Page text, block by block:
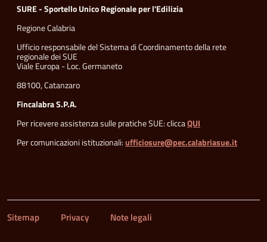
SURE - Sportello Unico Regionale per l'Edilizia
Regione Calabria
Ufficio responsabile del Sistema di Coordinamento della rete
regionale dei SUE
Viale Europa - Loc. Germaneto
88100, Catanzaro
Fincalabra S.P.A.
Per ricevere assistenza sulle pratiche SUE: cliccaQUI
Per comunicazioni istituzionali:ufficiosure@pec.calabriasue.it
Sitemap Privacy Note legali